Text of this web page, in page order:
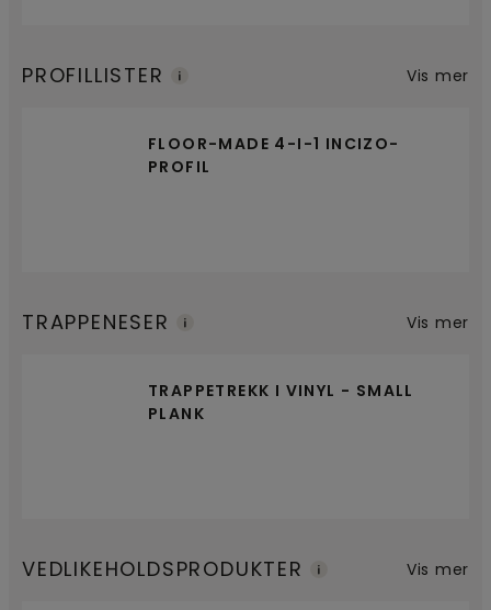
PROFILLISTER
FLOOR-MADE 4-I-1 INCIZO-
PROFIL
Vis mer
TRAPPENESER
TRAPPETREKK I VINYL - SMALL
PLANK
Vis mer
VEDLIKEHOLDSPRODUKTER Vis mer